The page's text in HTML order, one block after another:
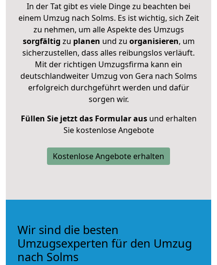
In der Tat gibt es viele Dinge zu beachten bei
einem Umzug nach Solms. Es ist wichtig, sich Zeit
zu nehmen, um alle Aspekte des Umzugs
sorgfältig zu planen und zu organisieren, um
sicherzustellen, dass alles reibungslos verläuft.
Mit der richtigen Umzugsfirma kann ein
deutschlandweiter Umzug von Gera nach Solms
erfolgreich durchgeführt werden und dafür
sorgen wir.
Füllen Sie jetzt das Formular ausund erhalten
Sie kostenlose Angebote
Kostenlose Angebote erhalten
Wir sind die besten
Umzugsexperten für den Umzug
nach Solms